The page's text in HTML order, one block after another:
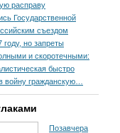
расправу
Государственной
съездом
году, но запреты
и скоротечными:
быстро
войну гражданскую…
Позавчера